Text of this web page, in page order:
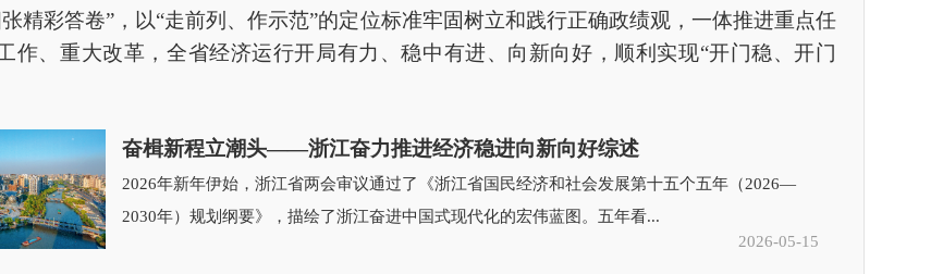
精彩答卷”，以“走前列、作示范”的定位标准牢固树立和践行正确政绩观，一体推进重点任
作、重大改革，全省经济运行开局有力、稳中有进、向新向好，顺利实现“开门稳、开门
奋楫新程立潮头——浙江奋力推进经济稳进向新向好综述
2026年新年伊始，浙江省两会审议通过了《浙江省国民经济和社会发展第十五个五年（2026—
2030年）规划纲要》，描绘了浙江奋进中国式现代化的宏伟蓝图。五年看...
2026-05-15